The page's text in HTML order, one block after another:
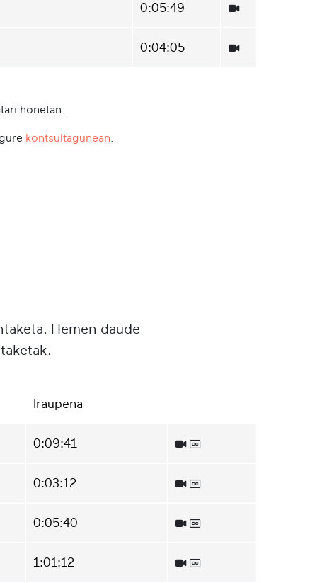
0:05:49
0:04:05
honetan.
kontsultagunean
Hemen daude
Iraupena
0:09:41
0:03:12
0:05:40
1:01:12